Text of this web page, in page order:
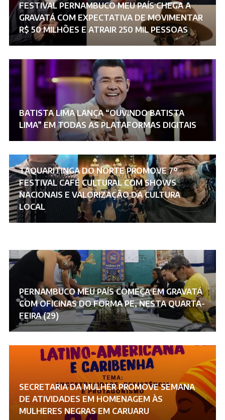
FESTIVAL PERNAMBUCO MEU PAÍS CHEGA A
GRAVATÁ COM EXPECTATIVA DE MOVIMENTAR
R$ 50 MILHÕES E ATRAIR 250 MIL PESSOAS
BATISTA LIMA LANÇA “OUVINDO BATISTA
LIMA” EM TODAS AS PLATAFORMAS DIGITAIS
TAQUARITINGA DO NORTE PROMOVE 7º
FESTIVAL CAFÉ CULTURAL COM SHOWS
NACIONAIS E VALORIZAÇÃO DA CULTURA
LOCAL
PERNAMBUCO MEU PAÍS COMEÇA EM GRAVATÁ
COM OFICINAS DO FORMA PE, NESTA QUARTA-
FEIRA (29)
SECRETARIA DA MULHER PROMOVE SEMANA
DE ATIVIDADES EM HOMENAGEM ÀS
MULHERES NEGRAS EM CARUARU